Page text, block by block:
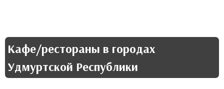
Кафе/рестораны в городах
Удмуртской Республики